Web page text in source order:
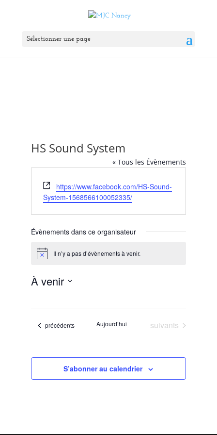
Sélectionner une page
HS Sound System
« Tous les Évènements
Site
web
https://www.facebook.com/HS-Sound-
System-1568566100052335/
Évènements dans ce organisateur
Notice Il n’y a pas d’évènements à venir.
À venir
Évènements
précédents Aujourd’hui Évènements
suivants
S’abonner au calendrier